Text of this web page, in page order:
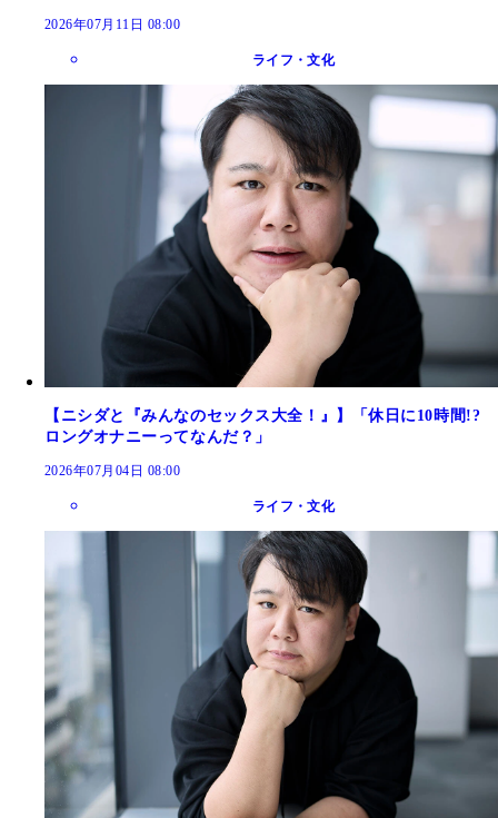
2026年07月11日 08:00
ライフ・文化
【ニシダと『みんなのセックス大全！』】「休日に10時間!?
ロングオナニーってなんだ？」
2026年07月04日 08:00
ライフ・文化